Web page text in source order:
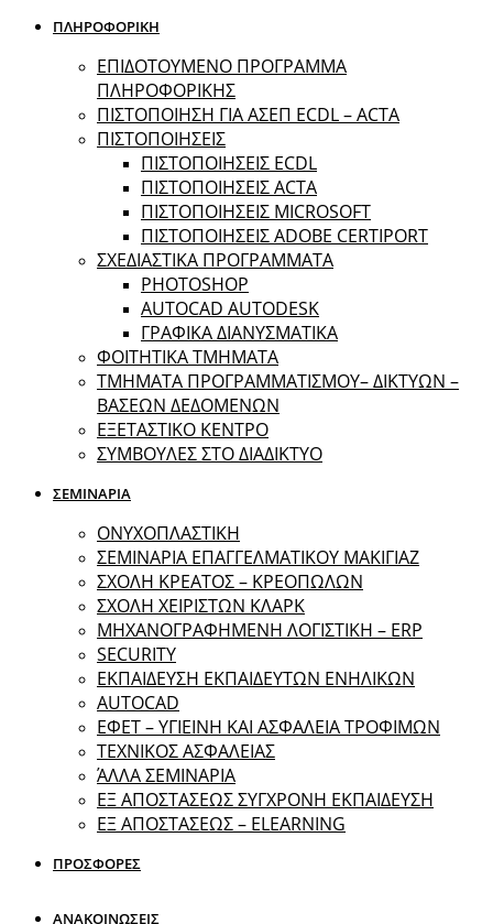
ΠΛΗΡΟΦΟΡΙΚΗ
ΕΠΙΔΟΤΟΥΜΕΝΟ ΠΡΟΓΡΑΜΜΑ
ΠΛΗΡΟΦΟΡΙΚΗΣ
ΠIΣΤΟΠΟΙΗΣΗ ΓΙΑ ΑΣΕΠ ECDL – ACTA
ΠΙΣΤΟΠΟΙΗΣΕΙΣ
ΠΙΣΤΟΠΟΙΗΣΕΙΣ ECDL
ΠΙΣΤΟΠΟΙΗΣΕΙΣ ACTA
ΠΙΣΤΟΠΟΙΗΣΕΙΣ MICROSOFT
ΠΙΣΤΟΠΟΙΗΣΕΙΣ ADOBE CERTIPORT
ΣΧΕΔΙΑΣΤΙΚΑ ΠΡΟΓΡΑΜΜΑΤΑ
PHOTOSHOP
AUTOCAD AUTODESK
ΓΡΑΦΙΚΑ ΔΙΑΝΥΣΜΑΤΙΚΑ
ΦΟΙΤΗΤΙΚΑ ΤΜΗΜΑΤΑ
ΤΜΗΜΑΤΑ ΠΡΟΓΡΑΜΜΑΤΙΣΜΟΥ– ΔΙΚΤΥΩΝ –
ΒΑΣΕΩΝ ΔΕΔΟΜΕΝΩΝ
ΕΞΕΤΑΣΤΙΚΟ ΚΕΝΤΡΟ
ΣΥΜΒΟΥΛΕΣ ΣΤΟ ΔΙΑΔΙΚΤΥΟ
ΣΕΜΙΝΑΡΙΑ
ΟΝΥΧΟΠΛΑΣΤΙΚΗ
ΣΕΜΙΝΑΡΙΑ ΕΠΑΓΓΕΛΜΑΤΙΚΟΥ ΜΑΚΙΓΙΑΖ
ΣΧΟΛΗ ΚΡΕΑΤΟΣ – ΚΡΕΟΠΩΛΩΝ
ΣΧΟΛΗ ΧΕΙΡΙΣΤΩΝ ΚΛΑΡΚ
ΜΗΧΑΝΟΓΡΑΦΗΜΕΝΗ ΛΟΓΙΣΤΙΚΗ – ERP
SECURITY
ΕΚΠΑΙΔΕΥΣΗ ΕΚΠΑΙΔΕΥΤΩΝ ΕΝΗΛΙΚΩΝ
ΑUTOCAD
ΕΦΕΤ – ΥΓΙΕΙΝΗ ΚΑΙ ΑΣΦΑΛΕΙΑ ΤΡΟΦΙΜΩΝ
ΤΕΧΝΙΚΟΣ ΑΣΦΑΛΕΙΑΣ
ΆΛΛΑ ΣΕΜΙΝΑΡΙΑ
EΞ ΑΠΟΣΤΑΣΕΩΣ ΣΥΓΧΡΟΝΗ ΕΚΠΑΙΔΕΥΣΗ
ΕΞ ΑΠΟΣΤΑΣΕΩΣ – ELEARNING
ΠΡΟΣΦΟΡΕΣ
ΑΝΑΚΟΙΝΩΣΕΙΣ